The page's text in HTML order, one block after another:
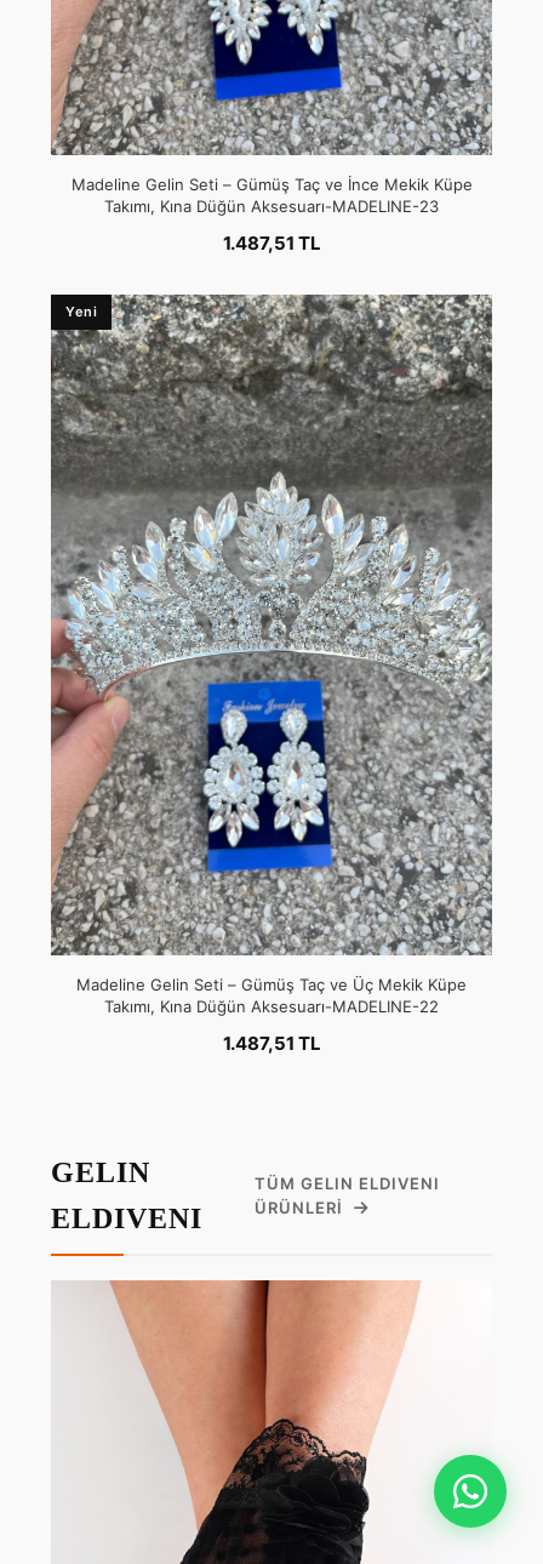
Madeline Gelin Seti – Gümüş Taç ve İnce Mekik Küpe
Takımı, Kına Düğün Aksesuarı-MADELINE-23
1.487,51 TL
Yeni
Madeline Gelin Seti – Gümüş Taç ve Üç Mekik Küpe
Takımı, Kına Düğün Aksesuarı-MADELINE-22
1.487,51 TL
GELIN
ELDIVENI
TÜM GELIN ELDIVENI
ÜRÜNLERI